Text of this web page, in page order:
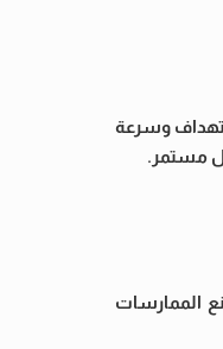
وسرعة
مستمر.
الممارسات